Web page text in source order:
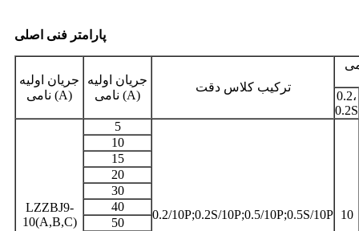
پارامتر فنی اصلی
جریان اولیه
نامی (A)
جریان اولیه
نامی (A)
ترکیب کلاس دقت
0.2،
0.2S
LZZBJ9-
10(A,B,C)
5
0.2/10P;0.2S/10P;0.5/10P;0.5S/10P 10
10
15
20
30
40
50